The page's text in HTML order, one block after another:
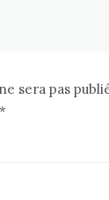
sera pas